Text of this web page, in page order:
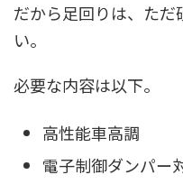
だから足回りは、た
い。
必要な内容は以下。
高性能車高調
電子制御ダンパー